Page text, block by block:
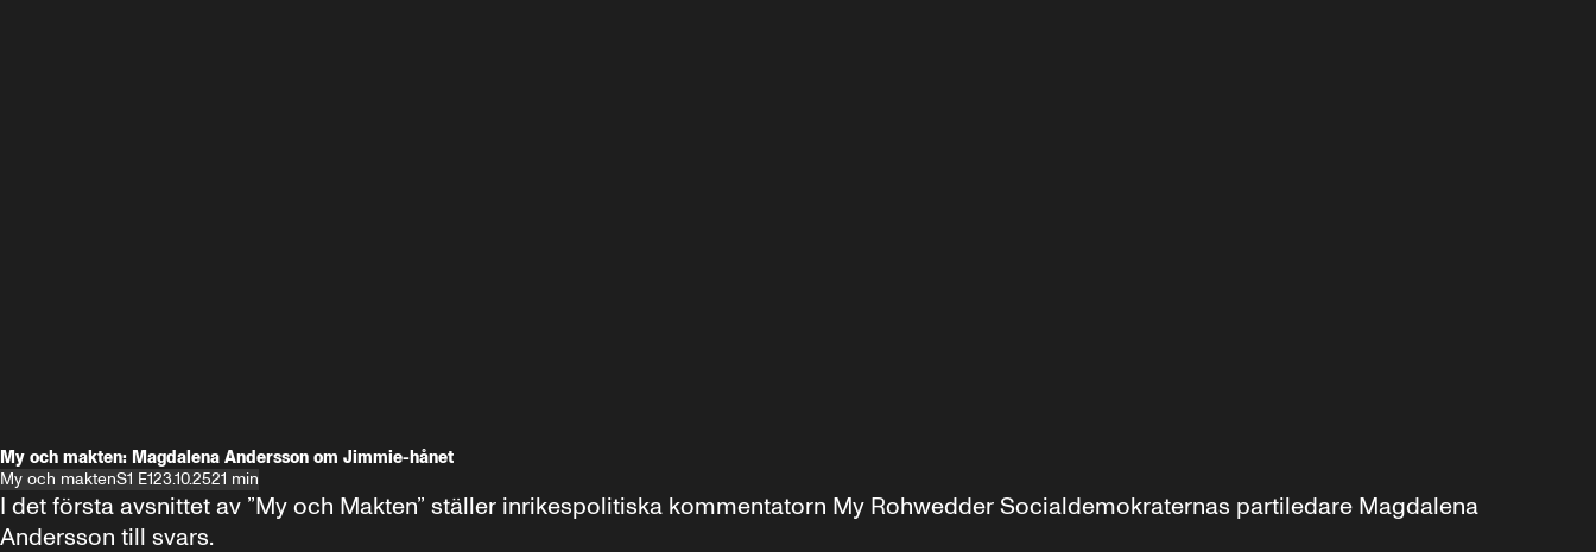
My och makten: Magdalena Andersson om Jimmie-hånet
My och maktenS1 E123.10.2521 min
I det första avsnittet av ”My och Makten” ställer inrikespolitiska kommentatorn My Rohwedder Socialdemokraternas partiledare Magdalena
Andersson till svars.